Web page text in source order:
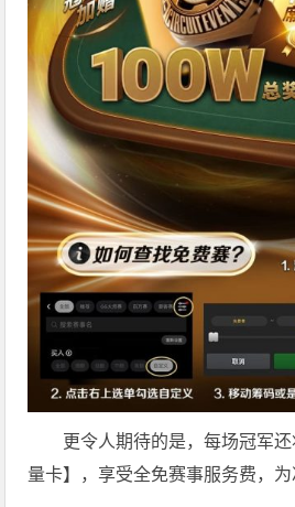
更令人期待的是，每场冠军
量卡】，享受全免赛事服务费，